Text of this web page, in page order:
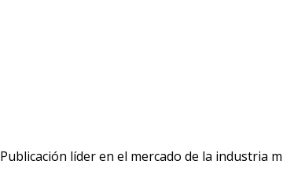
Publicación líder en el mercado de la industria